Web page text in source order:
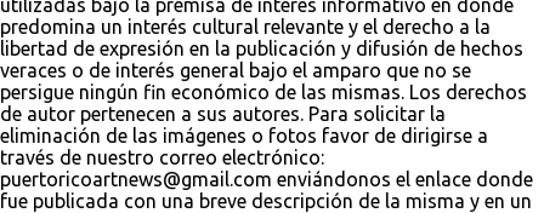
utilizadas bajo la premisa de interés informativo en donde
predomina un interés cultural relevante y el derecho a la
libertad de expresión en la publicación y difusión de hechos
veraces o de interés general bajo el amparo que no se
persigue ningún fin económico de las mismas. Los derechos
de autor pertenecen a sus autores. Para solicitar la
eliminación de las imágenes o fotos favor de dirigirse a
través de nuestro correo electrónico:
puertoricoartnews@gmail.com enviándonos el enlace donde
fue publicada con una breve descripción de la misma y en un